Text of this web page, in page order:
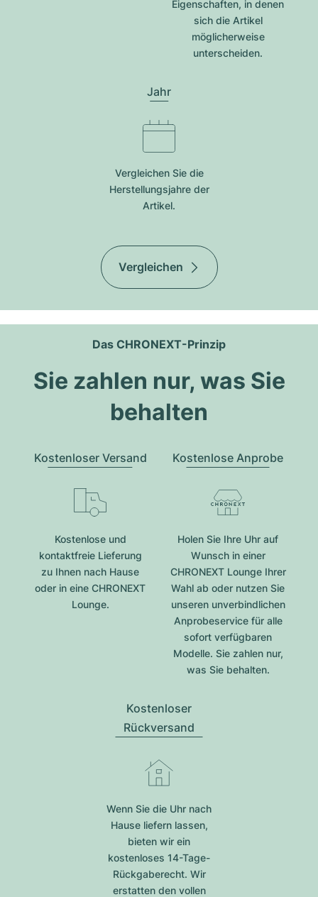
Eigenschaften, in denen
sich die Artikel
möglicherweise
unterscheiden.
Jahr
Vergleichen Sie die
Herstellungsjahre der
Artikel.
Vergleichen
Das CHRONEXT-Prinzip
Sie zahlen nur, was Sie
behalten
Kostenloser Versand
Kostenlose und
kontaktfreie Lieferung
zu Ihnen nach Hause
oder in eine CHRONEXT
Lounge.
Kostenlose Anprobe
Holen Sie Ihre Uhr auf
Wunsch in einer
CHRONEXT Lounge Ihrer
Wahl ab oder nutzen Sie
unseren unverbindlichen
Anprobeservice für alle
sofort verfügbaren
Modelle. Sie zahlen nur,
was Sie behalten.
Kostenloser
Rückversand
Wenn Sie die Uhr nach
Hause liefern lassen,
bieten wir ein
kostenloses 14-Tage-
Rückgaberecht. Wir
erstatten den vollen